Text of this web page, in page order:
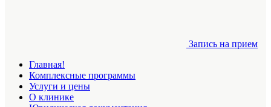
Запись на прием
Главная!
Комплексные программы
Услуги и цены
О клинике